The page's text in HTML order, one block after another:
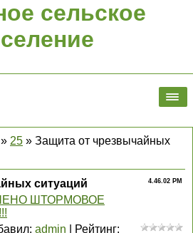
сельское
» 25 » Защита от чрезвычайных
4.46.02 PM
ситуаций
ШТОРМОВОЕ
: admin Рейтинг: